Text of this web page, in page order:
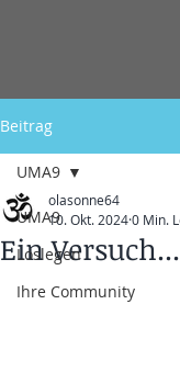
Beitrag
UMA9
Loslegen
Ihre Community
UMA9
Ein Versuch...
olasonne64
10. Okt. 20240 Min.